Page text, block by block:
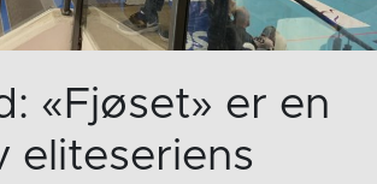
«Fjøset» er en
eliteseriens